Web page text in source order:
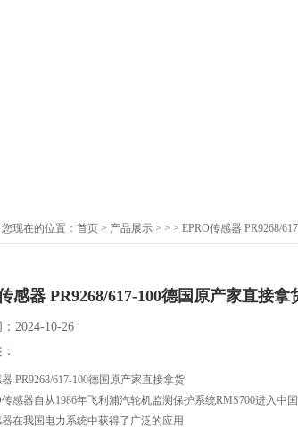
您现在的位置： 首页 > 产品展示 > > > EPRO传感器 PR9268/
感器 PR9268/617-100德国原产家直接拿
2024-10-26
PR9268/617-100德国原产家直接拿货
传感器自从1986年飞利浦汽轮机监测保护系统RMS700进入中
器在我国电力系统中获得了广泛的应用